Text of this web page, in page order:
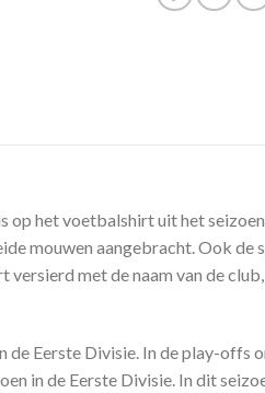
op het voetbalshirt uit het
mouwen aangebracht. Ook de
met de naam van de
Eerste Divisie. In de play-offs
in de Eerste Divisie. In dit